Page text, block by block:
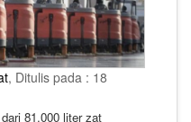
, Ditulis pada : 18
81.000 liter zat